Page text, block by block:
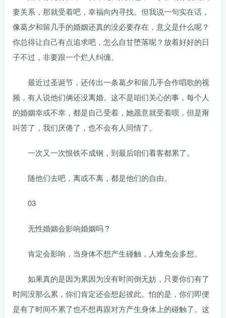
妻关系，那就受着吧，幸福向内寻找。但我说一句实在话，
像葛夕和留几手的婚姻还真的没必要存在，意义是什么呢？
你总得让自己有点追求吧，怎么自甘堕落呢？放着好好的日
子不过，非要跟一个烂人纠缠。
最近过圣诞节，还传出一条葛夕和留几手合作唱歌的视
频，有人说他们俩还没离婚。这不是咱们关心的事，每个人
的婚姻幸或不幸，都是自己受着，她愿意就受着呗，但是甭
叫苦了，我们厌倦了，也不会有人同情了。
一次又一次恨铁不成钢，到最后咱们看客都累了。
随他们去吧，离或不离，都是他们的自由。
03
无性婚姻会影响婚姻吗？
肯定会影响，当身体不想产生碰触，人难免会多想。
如果真的是因为累因为没有时间倒无妨，只要你们有了
时间没那么累，你们肯定还会想起彼此。怕的是，你们即便
是有了时间不累了也不想再跟对方产生身体上的碰触了。这